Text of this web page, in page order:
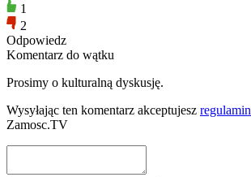
1
2
Odpowiedz
Komentarz do wątku
Prosimy o kulturalną dyskusję.
Wysyłając ten komentarz akceptujesz regulamin
Zamosc.TV